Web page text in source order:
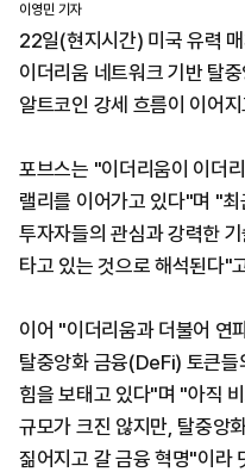
이영민 기자
22일(현지시간) 미국 유력
이더리움 네트워크 기반 탈
알트코인 강세 흐름이 이어
포브스는 "이더리움이 이더
랠리를 이어가고 있다"며 "
투자자들의 관심과 강력한
타고 있는 것으로 해석된다"
이어 "이더리움과 더불어
탈중앙화 금융(DeFi) 토큰들
힘을 보태고 있다"며 "아직
규모가 크진 않지만, 탈중앙
짊어지고 갈 금융 혁명"이라